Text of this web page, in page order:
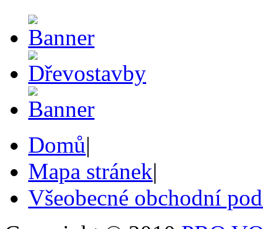
Domů|
Mapa stránek|
Všeobecné obchodní